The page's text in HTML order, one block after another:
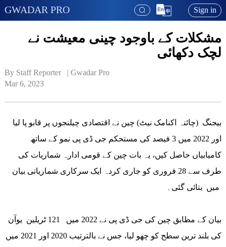
GWADAR PRO Sign in
مشکلات کے باوجود چینی معیشت نے
لچک دکھائی
By Staff Reporter   | Gwadar Pro
Mar 6, 2023
بیجنگ (چائنہ اکنامک نیٹ) چین نے اقتصادی چیلنجوں پر قابو پا لیا
اور 2022 میں 3 فیصد کی مستحکم جی ڈی پی نمو کے ساتھ
کامیابیاں حاصل کیں، یہ بات چین کے قومی ادارہ شماریات کی
طرف سے 28 فروری کو جاری کردہ ایک سرکاری شماریاتی بیان
میں بتائی گئی۔
بیان کے مطابق چین کی جی ڈی پی نے 2022 میں 121 ٹریلین یوآن
کی بلند ترین سطح کو چھو لیا، جس نے بالترتیب 2020 اور 2021 میں